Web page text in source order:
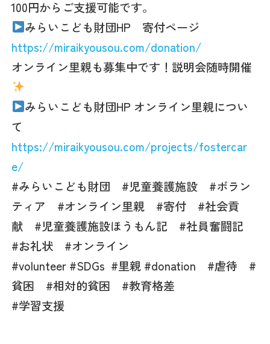
100円からご支援可能です。
みらいこども財団HP 寄付ページ
https://miraikyousou.com/donation/
オンライン里親も募集中です！説明会随時開催
みらいこども財団HP オンライン里親につい
て
https://miraikyousou.com/projects/fostercar
e/
#みらいこども財団 #児童養護施設 #ボラン
ティア #オンライン里親 #寄付 #社会貢
献 #児童養護施設ほうもん記 #社員奮闘記
#お礼状 #オンライン
#volunteer #SDGs #里親 #donation #虐待 #
貧困 #相対的貧困 #教育格差
#学習支援